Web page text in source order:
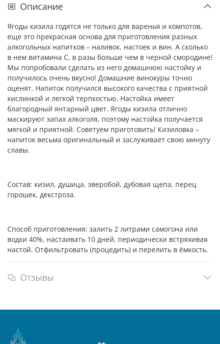
Описание
Ягоды кизила годятся не только для варенья и компотов,
еще это прекрасная основа для приготовления разных
алкогольных напитков – наливок, настоек и вин. А сколько
в нем витамина С, в разы больше чем в черной смородине!
Мы попробовали сделать из него домашнюю настойку и
получилось очень вкусно! Домашние винокуры точно
оценят. Напиток получился высокого качества с приятной
кислинкой и легкой терпкостью. Настойка имеет
благородный янтарный цвет. Ягоды кизила отлично
маскируют запах алкоголя, поэтому настойка получается
мягкой и приятной. Советуем приготовить! Кизиловка –
напиток весьма оригинальный и заслуживает свою минуту
славы.
Состав: кизил, душица, зверобой, дубовая щепа, перец
горошек, декстроза.
Способ приготовления: залить 2 литрами самогона или
водки 40%, настаивать 10 дней, периодически встряхивая
настой. Отфильтровать (процедить) и перелить в ёмкость.
Отзывы